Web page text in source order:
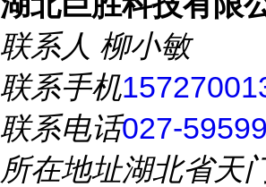
联系人 柳小敏
联系手机
联系电话027-
所在地址湖北省天